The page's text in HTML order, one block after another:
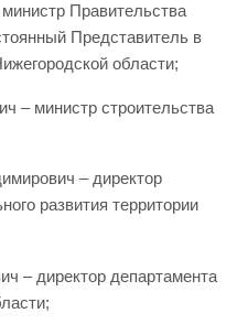
Правительства
Представитель в
области;
– министр строительства
– директор
развития территории
– директор департамента